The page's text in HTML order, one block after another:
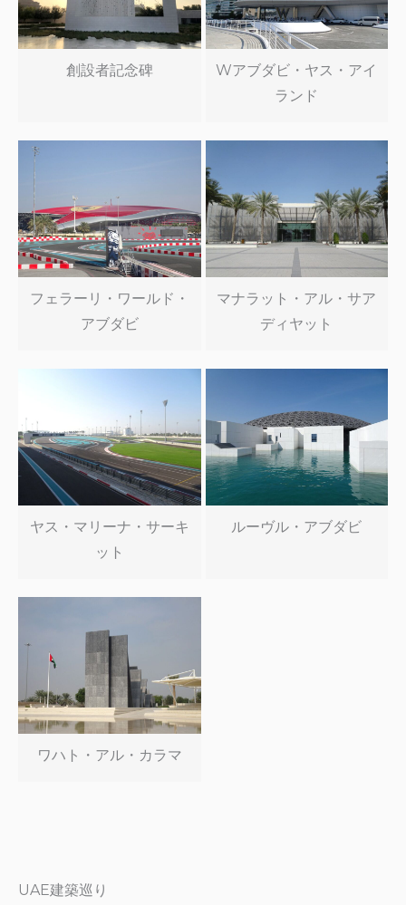
創設者記念碑
Wアブダビ・ヤス・アイ
ランド
フェラーリ・ワールド・
アブダビ
マナラット・アル・サア
ディヤット
ヤス・マリーナ・サーキ
ット
ルーヴル・アブダビ
ワハト・アル・カラマ
UAE建築巡り